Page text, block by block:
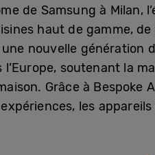
de Samsung à
haut de gamme,
nouvelle génération
l’Europe, soutenant la
Grâce à Bespoke
les